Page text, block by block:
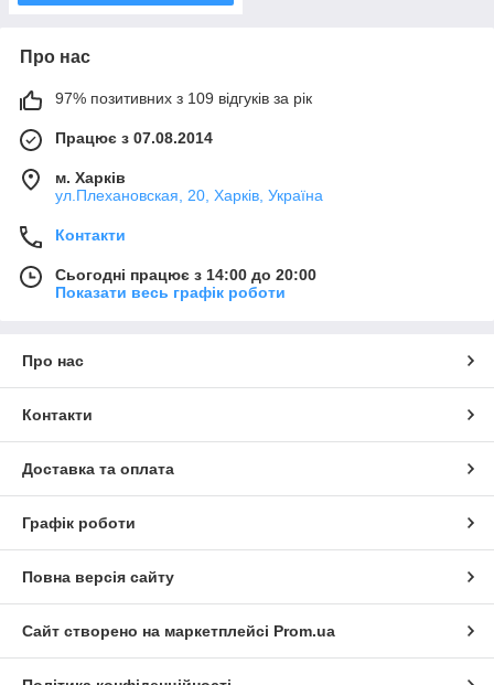
Про нас
97% позитивних з 109 відгуків за рік
Працює з 07.08.2014
м. Харків
ул.Плехановская, 20, Харків, Україна
Контакти
Сьогодні працює з 14:00 до 20:00
Показати весь графік роботи
Про нас
Контакти
Доставка та оплата
Графік роботи
Повна версія сайту
Сайт створено на маркетплейсі Prom.ua